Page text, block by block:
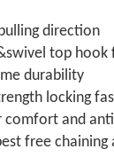
direction
top hook
durability
locking
comfort and
free chaining